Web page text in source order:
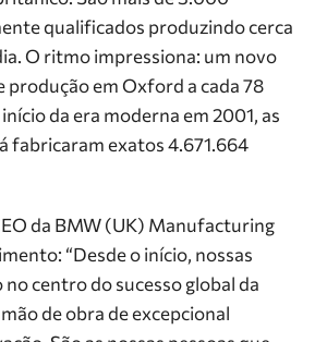
qualificados produzindo cerca
O ritmo impressiona: um novo
produção em Oxford a cada 78
da era moderna em 2001, as
fabricaram exatos 4.671.664
da BMW (UK) Manufacturing
“Desde o início, nossas
centro do sucesso global da
de obra de excepcional